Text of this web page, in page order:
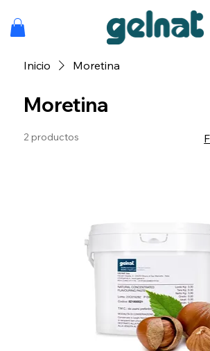
Inicio Moretina
Moretina
2 productos